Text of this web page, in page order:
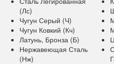
(лс)
Чугун Серый (ч)
Чугун Ковкий (кч)
Латунь, Бронза (б)
Нержавеющая Сталь
(нж)